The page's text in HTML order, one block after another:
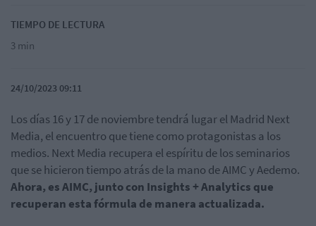
TIEMPO DE LECTURA
3 min
24/10/2023 09:11
Los días 16 y 17 de noviembre tendrá lugar el Madrid Next
Media, el encuentro que tiene como protagonistas a los
medios. Next Media recupera el espíritu de los seminarios
que se hicieron tiempo atrás de la mano de AIMC y Aedemo.
Ahora, es AIMC, junto con Insights + Analytics que
recuperan esta fórmula de manera actualizada.